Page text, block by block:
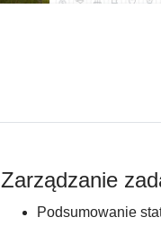
Zarządzanie
Podsumowanie